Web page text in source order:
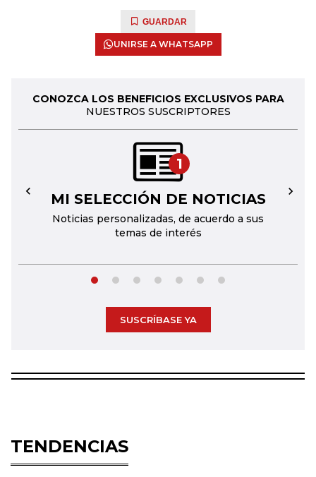
GUARDAR
UNIRSE A WHATSAPP
CONOZCA LOS BENEFICIOS EXCLUSIVOS PARA
NUESTROS SUSCRIPTORES
1
MI SELECCIÓN DE NOTICIAS
Noticias personalizadas, de acuerdo a sus
temas de interés
← →
SUSCRÍBASE YA
TENDENCIAS